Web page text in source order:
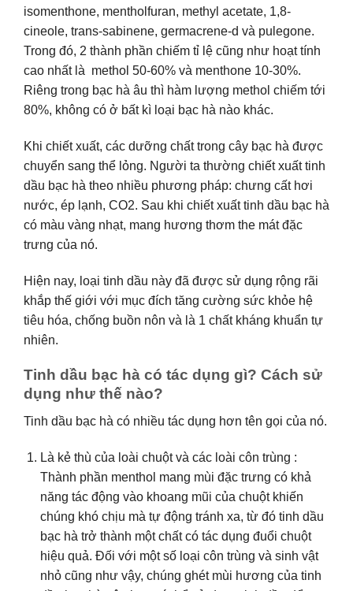
isomenthone, mentholfuran, methyl acetate, 1,8-
cineole, trans-sabinene, germacrene-d và pulegone.
Trong đó, 2 thành phần chiếm tỉ lệ cũng như hoạt tính
cao nhất là methol 50-60% và menthone 10-30%.
Riêng trong bạc hà âu thì hàm lượng methol chiếm tới
80%, không có ở bất kì loại bạc hà nào khác.
Khi chiết xuất, các dưỡng chất trong cây bạc hà được
chuyển sang thể lỏng. Người ta thường chiết xuất tinh
dầu bạc hà theo nhiều phương pháp: chưng cất hơi
nước, ép lạnh, CO2. Sau khi chiết xuất tinh dầu bạc hà
có màu vàng nhạt, mang hương thơm the mát đặc
trưng của nó.
Hiện nay, loại tinh dầu này đã được sử dụng rộng rãi
khắp thế giới với mục đích tăng cường sức khỏe hệ
tiêu hóa, chống buồn nôn và là 1 chất kháng khuẩn tự
nhiên.
Tinh dầu bạc hà có tác dụng gì? Cách sử
dụng như thế nào?
Tinh dầu bạc hà có nhiều tác dụng hơn tên gọi của nó.
Là kẻ thù của loài chuột và các loài côn trùng :
Thành phần menthol mang mùi đặc trưng có khả
năng tác động vào khoang mũi của chuột khiến
chúng khó chịu mà tự động tránh xa, từ đó tinh dầu
bạc hà trở thành một chất có tác dụng đuổi chuột
hiệu quả. Đối với một số loại côn trùng và sinh vật
nhỏ cũng như vậy, chúng ghét mùi hương của tinh